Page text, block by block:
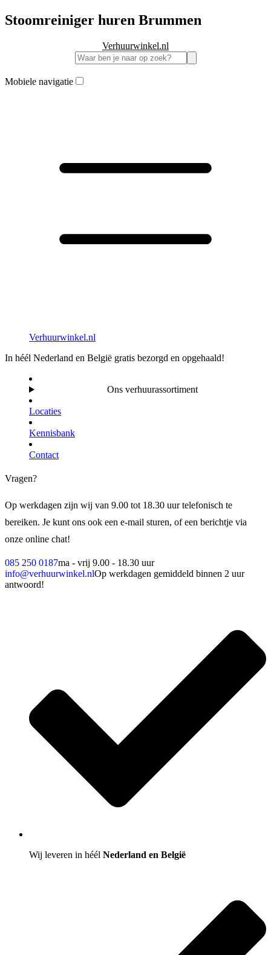
Stoomreiniger huren Brummen
Verhuurwinkel.nl
Mobiele navigatie
Verhuurwinkel.nl
In héél Nederland en België gratis bezorgd en opgehaald!
Ons verhuurassortiment
Locaties
Kennisbank
Contact
Vragen?
Op werkdagen zijn wij van 9.00 tot 18.30 uur telefonisch te
bereiken. Je kunt ons ook een e-mail sturen, of een berichtje via
onze online chat!
085 250 0187ma - vrij 9.00 - 18.30 uur
info@verhuurwinkel.nlOp werkdagen gemiddeld binnen 2 uur
antwoord!
Wij leveren in héél Nederland en België